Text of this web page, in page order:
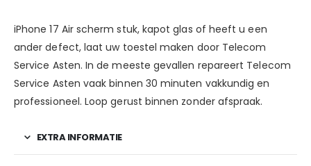
iPhone 17 Air scherm stuk, kapot glas of heeft u een
ander defect, laat uw toestel maken door Telecom
Service Asten. In de meeste gevallen repareert Telecom
Service Asten vaak binnen 30 minuten vakkundig en
professioneel. Loop gerust binnen zonder afspraak.
EXTRA INFORMATIE